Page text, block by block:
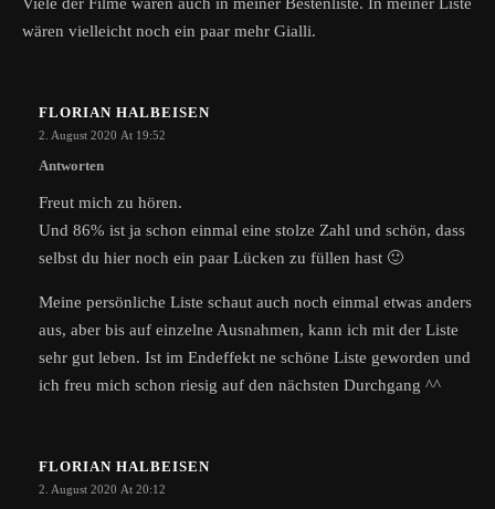
wären vielleicht noch ein paar mehr Gialli.
FLORIAN HALBEISEN
2. August 2020 At 19:52
Antworten
Freut mich zu hören.
Und 86% ist ja schon einmal eine stolze Zahl und schön, dass
selbst du hier noch ein paar Lücken zu füllen hast 🙂
Meine persönliche Liste schaut auch noch einmal etwas anders
aus, aber bis auf einzelne Ausnahmen, kann ich mit der Liste
sehr gut leben. Ist im Endeffekt ne schöne Liste geworden und
ich freu mich schon riesig auf den nächsten Durchgang ^^
FLORIAN HALBEISEN
2. August 2020 At 20:12